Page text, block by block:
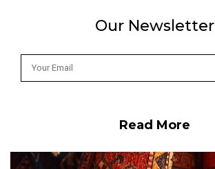
Our Newsletter
Read More